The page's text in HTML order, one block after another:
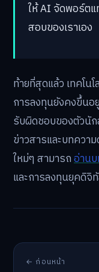
ให้ AI จัดพอร์ตแ
สอบของเราเอง
ท้ายที่สุดแล้ว เทคโน
การลงทุนยังคงขึ้นอ
รับผิดชอบของตัวนัก
ข่าวสารและบทควา
ใหม่ๆ สามารถอ่าน
และการลงทุนยุคดิจิ
← ก่อนหน้า